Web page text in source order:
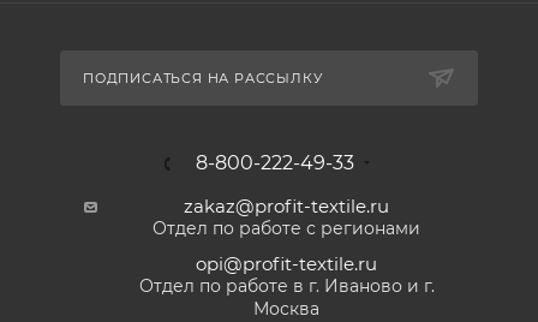
ПОДПИСАТЬСЯ НА РАССЫЛКУ
8-800-222-49-33
zakaz@profit-textile.ru
Отдел по работе с регионами
opi@profit-textile.ru
Отдел по работе в г. Иваново и г.
Москва